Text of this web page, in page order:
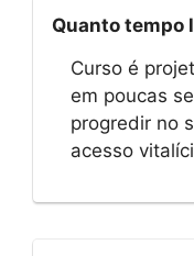
Quanto tempo
Curso é
em poucas
progredir no
acesso